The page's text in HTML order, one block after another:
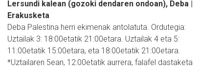
Lersundi kalean (gozoki dendaren ondoan), Deba |
Erakusketa
Deba Palestina herri ekimenak antolatuta. Ordutegia:
Uztailak 3: 18:00etatik 21:00etara. Uztailak 4 eta 5:
11:00etatik 15:00etara, eta 18:00etatik 21:00etara.
*Uztailaren 5ean, 12:00etatik aurrera, falafel dastaketa